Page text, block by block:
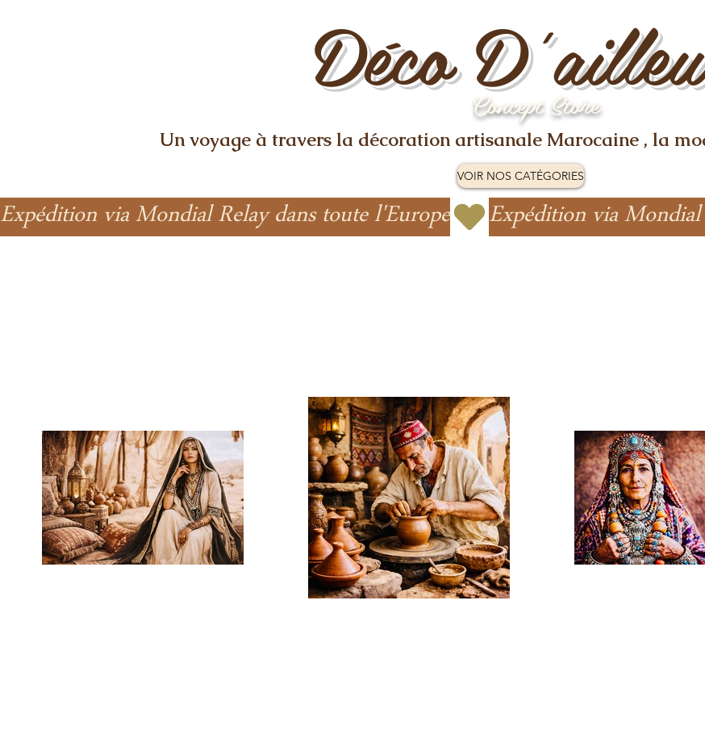
DécoConcept Store
Un voyage à travers la décoration artisanale Marocaine , la
VOIR NOS CATÉGORIES
Expédition via Mondial Relay dans toute l'Europe